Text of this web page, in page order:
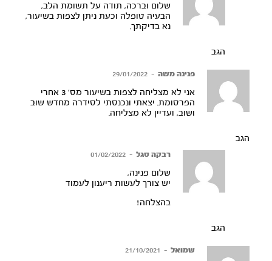
שלום וברכה, תודה על תשומת הלב,
הבעיה טופלה וכעת ניתן לצפות בשיעור,
נא בדיקתך.
הגב
פנינה משה –
29/01/2022
אני לא מצליחה לצפות בשיעור מס’ 3 אחרי
הפרסומת. יצאתי ונכנסתי לסידרה מחדש שוב
ושוב, ועדיין לא מצליחה.
הגב
רבקה סגל –
01/02/2022
שלום פנינה,
יש צורך לעשות ריענון לעמוד
בהצלחה!
הגב
שמואל –
21/10/2021